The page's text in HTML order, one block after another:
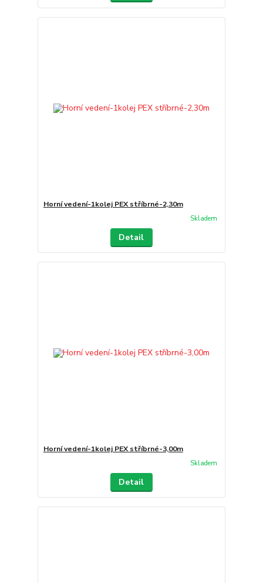
Horní vedení-1kolej PEX stříbrné-2,30m
Skladem
Detail
Horní vedení-1kolej PEX stříbrné-3,00m
Skladem
Detail